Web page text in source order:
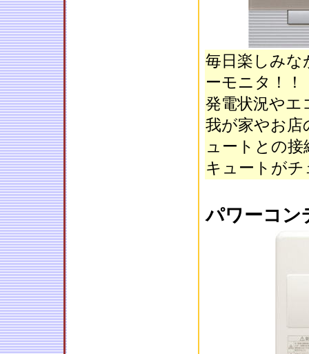
毎日楽しみな
ーモニタ！！
発電状況やエ
我が家やお
ュートとの
キュートが
パワーコン